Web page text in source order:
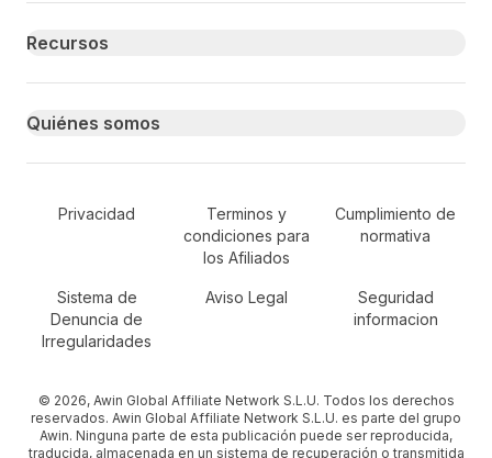
Recursos
Quiénes somos
Secondary Footer Navigation
Privacidad
Terminos y
condiciones para
los Afiliados
Cumplimiento de
normativa
Sistema de
Denuncia de
Irregularidades
Aviso Legal
Seguridad
informacion
© 2026, Awin Global Affiliate Network S.L.U. Todos los derechos
reservados. Awin Global Affiliate Network S.L.U. es parte del grupo
Awin. Ninguna parte de esta publicación puede ser reproducida,
traducida, almacenada en un sistema de recuperación o transmitida